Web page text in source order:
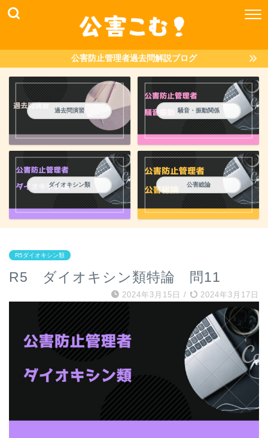
公害防止管理者過去問解説ブログ
過去問演習 騒音・振動関係
ダイオキシン類 公害総論
R5ダイオキシン類
R5 ダイオキシン類特論 問11
2024年3月15日 / 2024年3月17日